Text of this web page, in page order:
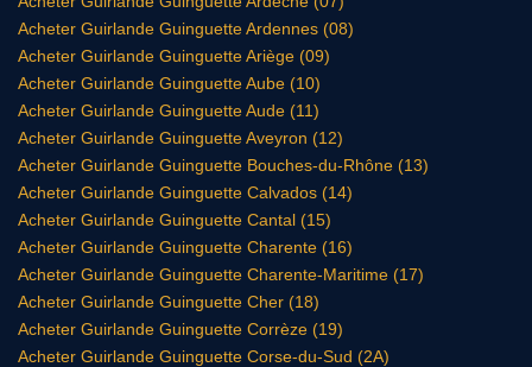
Acheter Guirlande Guinguette Ardennes (08)
Acheter Guirlande Guinguette Ariège (09)
Acheter Guirlande Guinguette Aube (10)
Acheter Guirlande Guinguette Aude (11)
Acheter Guirlande Guinguette Aveyron (12)
Acheter Guirlande Guinguette Bouches-du-Rhône (13)
Acheter Guirlande Guinguette Calvados (14)
Acheter Guirlande Guinguette Cantal (15)
Acheter Guirlande Guinguette Charente (16)
Acheter Guirlande Guinguette Charente-Maritime (17)
Acheter Guirlande Guinguette Cher (18)
Acheter Guirlande Guinguette Corrèze (19)
Acheter Guirlande Guinguette Corse-du-Sud (2A)